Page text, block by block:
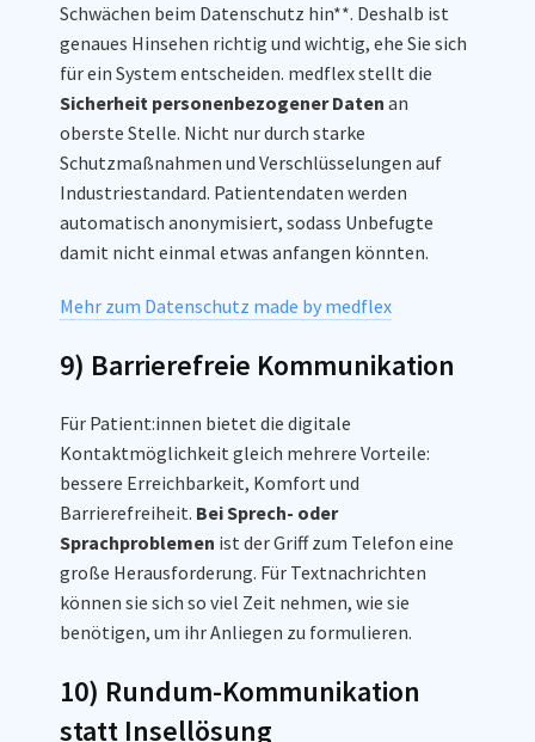
Schwächen beim Datenschutz hin**. Deshalb ist
genaues Hinsehen richtig und wichtig, ehe Sie sich
für ein System entscheiden. medflex stellt die
Sicherheit personenbezogener Daten an
oberste Stelle. Nicht nur durch starke
Schutzmaßnahmen und Verschlüsselungen auf
Industriestandard. Patientendaten werden
automatisch anonymisiert, sodass Unbefugte
damit nicht einmal etwas anfangen könnten.
Mehr zum Datenschutz made by medflex
9) Barrierefreie Kommunikation
Für Patient:innen bietet die digitale
Kontaktmöglichkeit gleich mehrere Vorteile:
bessere Erreichbarkeit, Komfort und
Barrierefreiheit. Bei Sprech- oder
Sprachproblemen ist der Griff zum Telefon eine
große Herausforderung. Für Textnachrichten
können sie sich so viel Zeit nehmen, wie sie
benötigen, um ihr Anliegen zu formulieren.
10) Rundum-Kommunikation
statt Insellösung